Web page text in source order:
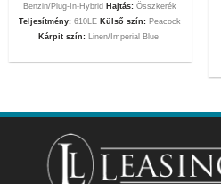
Benzin/Plug-In-Hybrid Hajtás:Összkerék
Teljesítmény:610LE Külső szín: Peacock
Kárpit szín:Linen/Imperial Blue